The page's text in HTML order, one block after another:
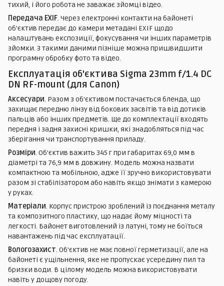
тихий, і його робота не заважає зйомці відео.
Передача EXIF. Через електронні контакти на байонеті
об'єктив передає до камери метадані EXIF щодо
налаштувань експозиції, фокусування чи інших параметрів
зйомки. З такими даними пізніше можна пришвидшити
програмну обробку фото та відео.
Експлуатація об'єктива Sigma 23mm f/1.4 DC
DN RF-mount (для Canon)
Аксесуари. Разом з об'єктивом постачається бленда, що
захищає передню лінзу від бокових засвітів та від дотиків
пальців або інших предметів. Ще до комплектації входять
передня і задня захисні кришки, які знадобляться під час
зберігання чи транспортування приладу.
Розміри. Об'єктив важить 345 г при габаритах 69,0 мм в
діаметрі та 76,9 мм в довжину. Модель можна назвати
компактною та мобільною, адже її зручно використовувати
разом зі стабілізатором або навіть якщо знімати з камерою
у руках.
Матеріали. Корпус пристрою зроблений із поєднання металу
та композитного пластику, що надає йому міцності та
легкості. Байонет виготовлений із латуні, тому не боїться
навантажень під час експлуатації.
Вологозахист. Об'єктив не має повної герметизації, але на
байонеті є ущільнення, яке не пропускає усередину пил та
бризки води. В цілому модель можна використовувати
навіть у дощову погоду.